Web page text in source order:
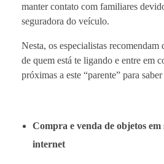
manter contato com familiares
seguradora do veículo.
Nesta, os especialistas
de quem está te ligando e entre em
próximas a este “parente” para
Compra e venda de objetos
internet